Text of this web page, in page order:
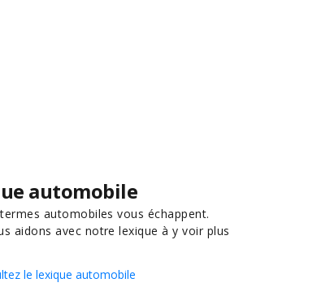
automobile
automobiles vous échappent.
aidons avec notre lexique à y voir plus
le lexique automobile